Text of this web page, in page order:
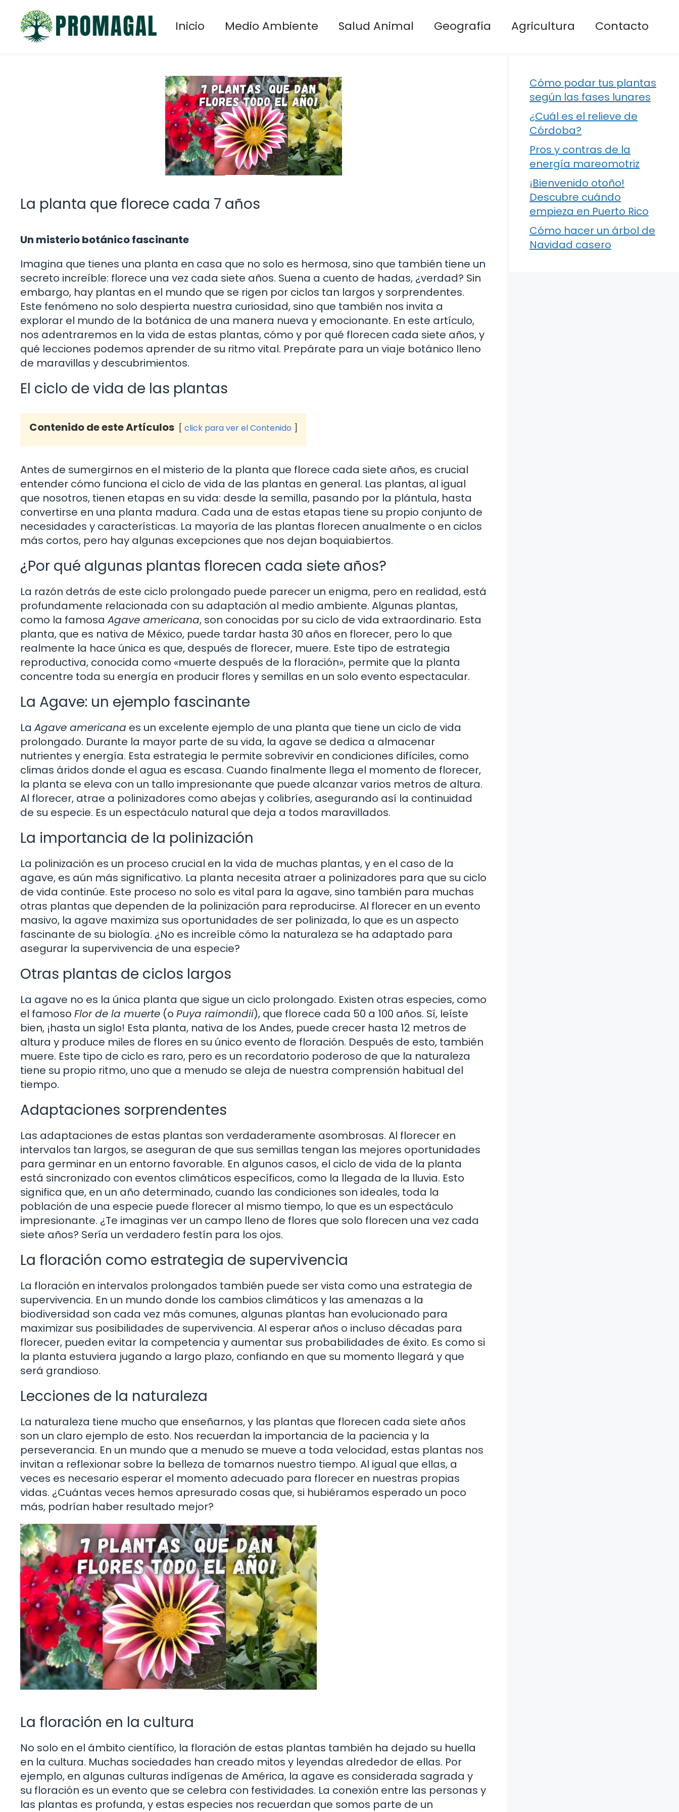
contenido
Inicio Medio Ambiente Salud Animal Geografía Agricultura Contacto
La planta que florece cada 7 años
Un misterio botánico fascinante
Imagina que tienes una planta en casa que no solo es hermosa, sino que también tiene un
secreto increíble: florece una vez cada siete años. Suena a cuento de hadas, ¿verdad? Sin
embargo, hay plantas en el mundo que se rigen por ciclos tan largos y sorprendentes.
Este fenómeno no solo despierta nuestra curiosidad, sino que también nos invita a
explorar el mundo de la botánica de una manera nueva y emocionante. En este artículo,
nos adentraremos en la vida de estas plantas, cómo y por qué florecen cada siete años, y
qué lecciones podemos aprender de su ritmo vital. Prepárate para un viaje botánico lleno
de maravillas y descubrimientos.
El ciclo de vida de las plantas
Contenido de este Artículos click para ver el Contenido
Antes de sumergirnos en el misterio de la planta que florece cada siete años, es crucial
entender cómo funciona el ciclo de vida de las plantas en general. Las plantas, al igual
que nosotros, tienen etapas en su vida: desde la semilla, pasando por la plántula, hasta
convertirse en una planta madura. Cada una de estas etapas tiene su propio conjunto de
necesidades y características. La mayoría de las plantas florecen anualmente o en ciclos
más cortos, pero hay algunas excepciones que nos dejan boquiabiertos.
¿Por qué algunas plantas florecen cada siete años?
La razón detrás de este ciclo prolongado puede parecer un enigma, pero en realidad, está
profundamente relacionada con su adaptación al medio ambiente. Algunas plantas,
como la famosaAgave americana, son conocidas por su ciclo de vida extraordinario. Esta
planta, que es nativa de México, puede tardar hasta 30 años en florecer, pero lo que
realmente la hace única es que, después de florecer, muere. Este tipo de estrategia
reproductiva, conocida como «muerte después de la floración», permite que la planta
concentre toda su energía en producir flores y semillas en un solo evento espectacular.
La Agave: un ejemplo fascinante
LaAgave americana es un excelente ejemplo de una planta que tiene un ciclo de vida
prolongado. Durante la mayor parte de su vida, la agave se dedica a almacenar
nutrientes y energía. Esta estrategia le permite sobrevivir en condiciones difíciles, como
climas áridos donde el agua es escasa. Cuando finalmente llega el momento de florecer,
la planta se eleva con un tallo impresionante que puede alcanzar varios metros de altura.
Al florecer, atrae a polinizadores como abejas y colibríes, asegurando así la continuidad
de su especie. Es un espectáculo natural que deja a todos maravillados.
La importancia de la polinización
La polinización es un proceso crucial en la vida de muchas plantas, y en el caso de la
agave, es aún más significativo. La planta necesita atraer a polinizadores para que su ciclo
de vida continúe. Este proceso no solo es vital para la agave, sino también para muchas
otras plantas que dependen de la polinización para reproducirse. Al florecer en un evento
masivo, la agave maximiza sus oportunidades de ser polinizada, lo que es un aspecto
fascinante de su biología. ¿No es increíble cómo la naturaleza se ha adaptado para
asegurar la supervivencia de una especie?
Otras plantas de ciclos largos
La agave no es la única planta que sigue un ciclo prolongado. Existen otras especies, como
el famoso Flor de la muerte (o Puya raimondii), que florece cada 50 a 100 años. Sí, leíste
bien, ¡hasta un siglo! Esta planta, nativa de los Andes, puede crecer hasta 12 metros de
altura y produce miles de flores en su único evento de floración. Después de esto, también
muere. Este tipo de ciclo es raro, pero es un recordatorio poderoso de que la naturaleza
tiene su propio ritmo, uno que a menudo se aleja de nuestra comprensión habitual del
tiempo.
Adaptaciones sorprendentes
Las adaptaciones de estas plantas son verdaderamente asombrosas. Al florecer en
intervalos tan largos, se aseguran de que sus semillas tengan las mejores oportunidades
para germinar en un entorno favorable. En algunos casos, el ciclo de vida de la planta
está sincronizado con eventos climáticos específicos, como la llegada de la lluvia. Esto
significa que, en un año determinado, cuando las condiciones son ideales, toda la
población de una especie puede florecer al mismo tiempo, lo que es un espectáculo
impresionante. ¿Te imaginas ver un campo lleno de flores que solo florecen una vez cada
siete años? Sería un verdadero festín para los ojos.
La floración como estrategia de supervivencia
La floración en intervalos prolongados también puede ser vista como una estrategia de
supervivencia. En un mundo donde los cambios climáticos y las amenazas a la
biodiversidad son cada vez más comunes, algunas plantas han evolucionado para
maximizar sus posibilidades de supervivencia. Al esperar años o incluso décadas para
florecer, pueden evitar la competencia y aumentar sus probabilidades de éxito. Es como si
la planta estuviera jugando a largo plazo, confiando en que su momento llegará y que
será grandioso.
Lecciones de la naturaleza
La naturaleza tiene mucho que enseñarnos, y las plantas que florecen cada siete años
son un claro ejemplo de esto. Nos recuerdan la importancia de la paciencia y la
perseverancia. En un mundo que a menudo se mueve a toda velocidad, estas plantas nos
invitan a reflexionar sobre la belleza de tomarnos nuestro tiempo. Al igual que ellas, a
veces es necesario esperar el momento adecuado para florecer en nuestras propias
vidas. ¿Cuántas veces hemos apresurado cosas que, si hubiéramos esperado un poco
más, podrían haber resultado mejor?
La floración en la cultura
No solo en el ámbito científico, la floración de estas plantas también ha dejado su huella
en la cultura. Muchas sociedades han creado mitos y leyendas alrededor de ellas. Por
ejemplo, en algunas culturas indígenas de América, la agave es considerada sagrada y
su floración es un evento que se celebra con festividades. La conexión entre las personas y
las plantas es profunda, y estas especies nos recuerdan que somos parte de un
Cómo podar tus plantas
según las fases lunares
¿Cuál es el relieve de
Córdoba?
Pros y contras de la
energía mareomotriz
¡Bienvenido otoño!
Descubre cuándo
empieza en Puerto Rico
Cómo hacer un árbol de
Navidad casero